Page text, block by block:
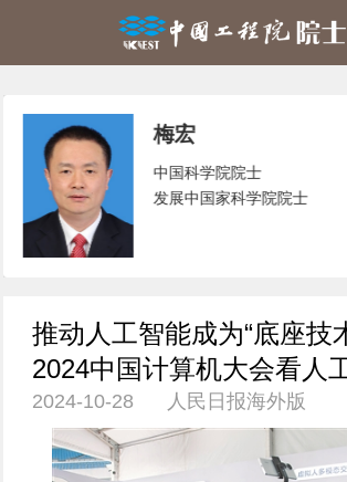
梅宏
中国科学院院士
发展中国家科学院院士
推动人工智能成为“底座
2024中国计算机大会看人
趋势
2024-10-28 人民日报海外版